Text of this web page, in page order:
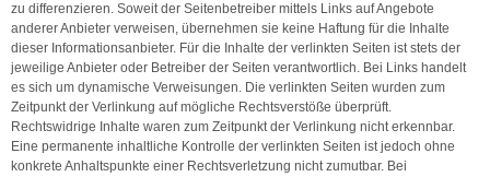
zu differenzieren. Soweit der Seitenbetreiber mittels Links auf Angebote
anderer Anbieter verweisen, übernehmen sie keine Haftung für die Inhalte
dieser Informationsanbieter. Für die Inhalte der verlinkten Seiten ist stets der
jeweilige Anbieter oder Betreiber der Seiten verantwortlich. Bei Links handelt
es sich um dynamische Verweisungen. Die verlinkten Seiten wurden zum
Zeitpunkt der Verlinkung auf mögliche Rechtsverstöße überprüft.
Rechtswidrige Inhalte waren zum Zeitpunkt der Verlinkung nicht erkennbar.
Eine permanente inhaltliche Kontrolle der verlinkten Seiten ist jedoch ohne
konkrete Anhaltspunkte einer Rechtsverletzung nicht zumutbar. Bei